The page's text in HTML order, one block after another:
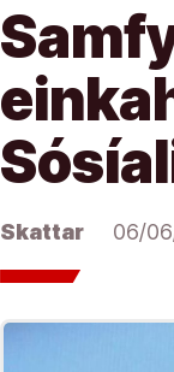
Skattar 06/